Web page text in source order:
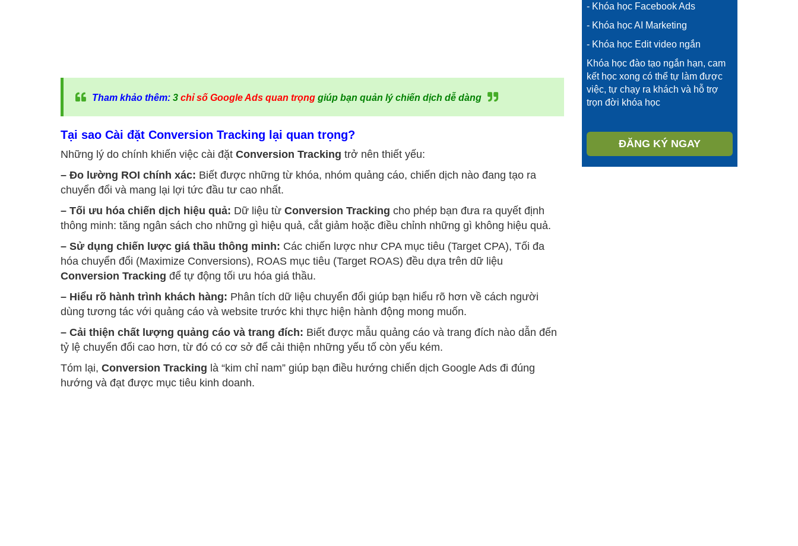
Tham khảo thêm: 3 chỉ số Google Ads quan trọng giúp bạn quản lý chiến dịch dễ dàng
Tại sao Cài đặt Conversion Tracking lại quan trọng?
Những lý do chính khiến việc cài đặt Conversion Tracking trở nên thiết yếu:
– Đo lường ROI chính xác: Biết được những từ khóa, nhóm quảng cáo, chiến dịch nào đang tạo ra
chuyển đổi và mang lại lợi tức đầu tư cao nhất.
– Tối ưu hóa chiến dịch hiệu quả: Dữ liệu từ Conversion Tracking cho phép bạn đưa ra quyết định
thông minh: tăng ngân sách cho những gì hiệu quả, cắt giảm hoặc điều chỉnh những gì không hiệu quả.
– Sử dụng chiến lược giá thầu thông minh: Các chiến lược như CPA mục tiêu (Target CPA), Tối đa
hóa chuyển đổi (Maximize Conversions), ROAS mục tiêu (Target ROAS) đều dựa trên dữ liệu
Conversion Tracking để tự động tối ưu hóa giá thầu.
– Hiểu rõ hành trình khách hàng: Phân tích dữ liệu chuyển đổi giúp bạn hiểu rõ hơn về cách người
dùng tương tác với quảng cáo và website trước khi thực hiện hành động mong muốn.
– Cải thiện chất lượng quảng cáo và trang đích: Biết được mẫu quảng cáo và trang đích nào dẫn đến
tỷ lệ chuyển đổi cao hơn, từ đó có cơ sở để cải thiện những yếu tố còn yếu kém.
Tóm lại, Conversion Tracking là “kim chỉ nam” giúp bạn điều hướng chiến dịch Google Ads đi đúng
hướng và đạt được mục tiêu kinh doanh.
- Khóa học Facebook Ads
- Khóa học AI Marketing
- Khóa học Edit video ngắn
Khóa học đào tạo ngắn hạn, cam
kết học xong có thể tự làm được
việc, tự chạy ra khách và hỗ trợ
trọn đời khóa học
ĐĂNG KÝ NGAY